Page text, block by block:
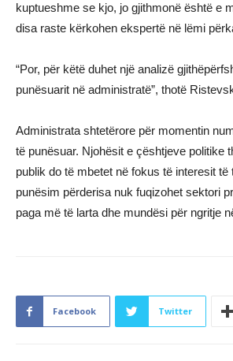
kuptueshme se kjo, jo gjithmonë është e
disa raste kërkohen ekspertë në lëmi
“Por, për këtë duhet një analizë
punësuarit në administratë”, thotë
Administrata shtetërore për momentin
të punësuar. Njohësit e çështjeve politike
publik do të mbetet në fokus të interesit të
punësim përderisa nuk fuqizohet sektori
paga më të larta dhe mundësi për ngritje
Facebook Twitter